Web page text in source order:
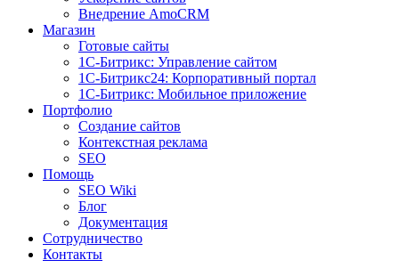
Внедрение AmoCRM
Магазин
Готовые сайты
1С-Битрикс: Управление сайтом
1С-Битрикс24: Корпоративный портал
1С-Битрикс: Мобильное приложение
Портфолио
Создание сайтов
Контекстная реклама
SEO
Помощь
SEO Wiki
Блог
Документация
Сотрудничество
Контакты